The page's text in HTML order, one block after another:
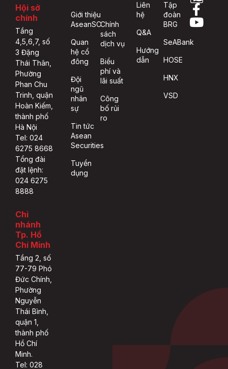
Hội sở
chính
Tầng
4,5,6,7, số
3 Đặng
Thái Thân,
Phường
Phan Chu
Trinh, quận
Hoàn Kiếm,
thành phố
Hà Nội
Tel: 024
6275 8668
Tổng đài
đặt lệnh:
024 6275
8888
Chi
nhánh
Tp. Hồ
Chí Minh
Tầng 2, số
77-79 Phó
Đức Chính,
Phường
Nguyễn
Thái Bình,
quận 1,
thành phố
Hồ Chí
Minh.
Tel: 028
Giới thiệu
AseanSC
Quan
hệ cổ
đông
Đội
ngũ
nhân
sự
Tin tức
Asean
Securities
Tuyển
dụng
Chính
sách
dịch vụ
Biểu
phí và
lãi suất
Công
bố rủi
ro
Liên
hệ
Q&A
Hướng
dẫn
Tập
đoàn
BRG
SeABank
HOSE
HNX
VSD